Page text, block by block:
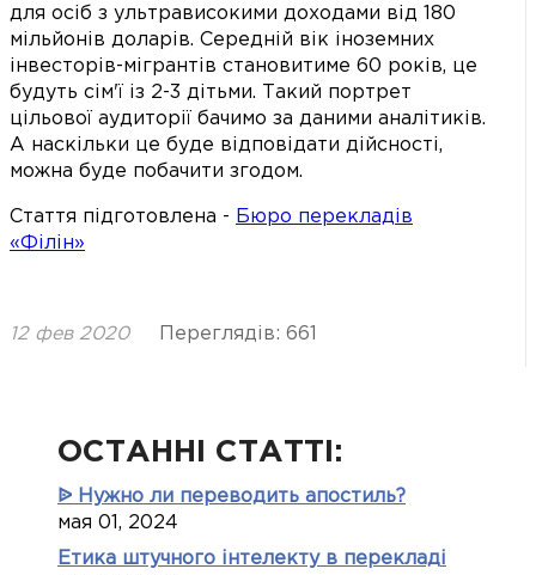
для осіб з ультрависокими доходами від 180
мільйонів доларів. Середній вік іноземних
інвесторів-мігрантів становитиме 60 років, це
будуть сім'ї із 2-3 дітьми. Такий портрет
цільової аудиторії бачимо за даними аналітиків.
А наскільки це буде відповідати дійсності,
можна буде побачити згодом.
Стаття підготовлена - Бюро перекладів
«Філін»
12 фев 2020 Переглядів: 661
ОСТАННІ СТАТТІ:
ᐉ Нужно ли переводить апостиль?
мая 01, 2024
Етика штучного інтелекту в перекладі